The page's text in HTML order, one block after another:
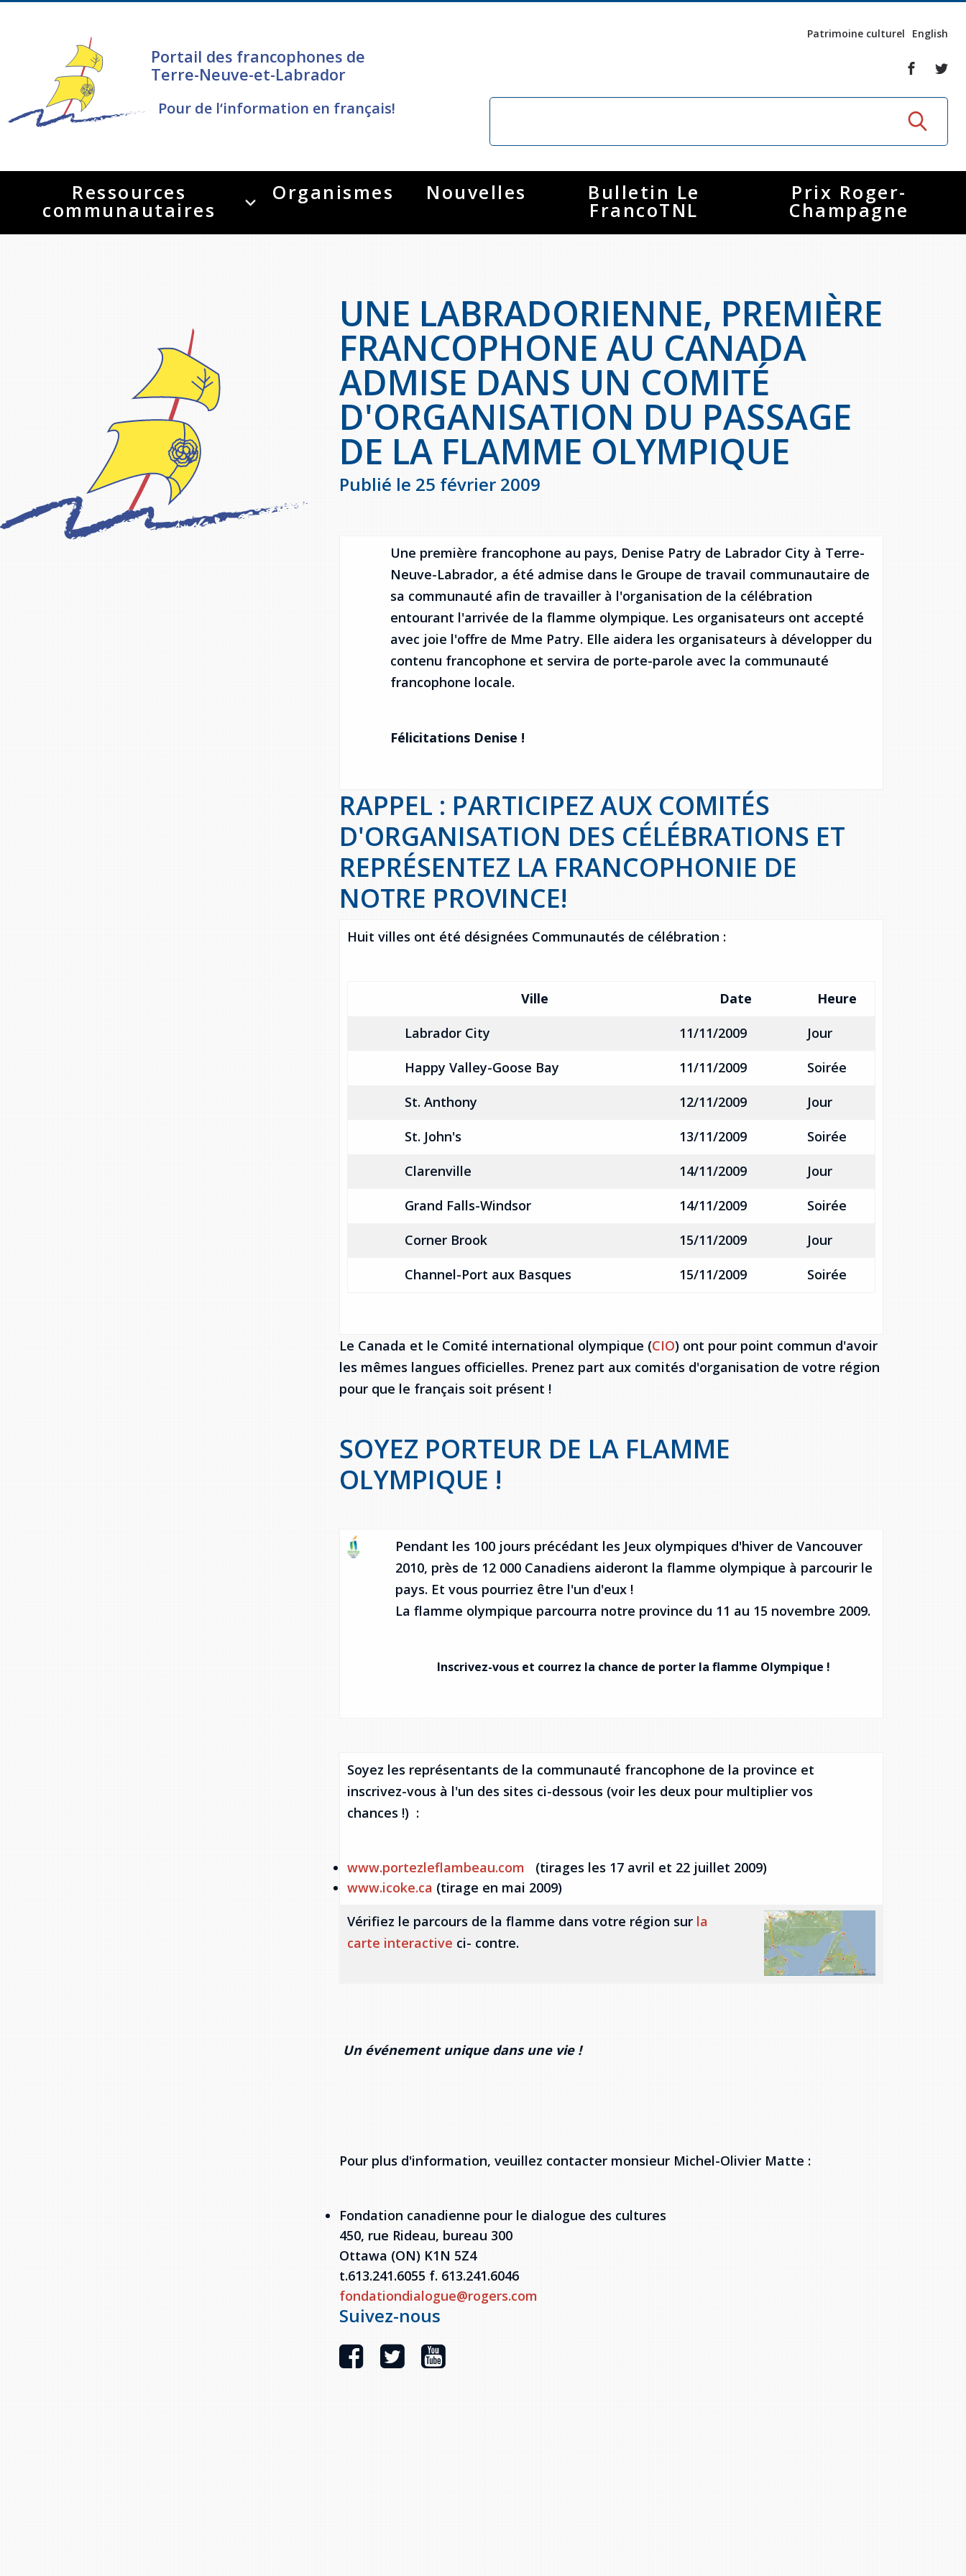
Portail des francophones de
Terre-Neuve-et-Labrador
Pour de l‘information en français!
Patrimoine culturel English
Ressources
communautaires
Organismes Nouvelles Bulletin Le
FrancoTNL
Prix Roger-
Champagne
UNE LABRADORIENNE, PREMIÈRE
FRANCOPHONE AU CANADA
ADMISE DANS UN COMITÉ
D'ORGANISATION DU PASSAGE
DE LA FLAMME OLYMPIQUE
Publié le 25 février 2009
Une première francophone au pays, Denise Patry de Labrador City à Terre-
Neuve-Labrador, a été admise dans le Groupe de travail communautaire de
sa communauté afin de travailler à l'organisation de la célébration
entourant l'arrivée de la flamme olympique. Les organisateurs ont accepté
avec joie l'offre de Mme Patry. Elle aidera les organisateurs à développer du
contenu francophone et servira de porte-parole avec la communauté
francophone locale.
Félicitations Denise !
RAPPEL : PARTICIPEZ AUX COMITÉS
D'ORGANISATION DES CÉLÉBRATIONS ET
REPRÉSENTEZ LA FRANCOPHONIE DE
NOTRE PROVINCE!
Huit villes ont été désignées Communautés de célébration :
Ville Date
Heure
Labrador City
11/11/2009
Jour
Happy Valley-Goose Bay
11/11/2009
Soirée
St. Anthony
12/11/2009
Jour
St. John's
13/11/2009
Soirée
Clarenville
14/11/2009
Jour
Grand Falls-Windsor
14/11/2009
Soirée
Corner Brook
15/11/2009
Jour
Channel-Port aux Basques
15/11/2009 Soirée
Le Canada et le Comité international olympique (CIO) ont pour point commun d'avoir
les mêmes langues officielles. Prenez part aux comités d'organisation de votre région
pour que le français soit présent !
SOYEZ PORTEUR DE LA FLAMME
OLYMPIQUE !
Pendant les 100 jours précédant les Jeux olympiques d'hiver de Vancouver
2010, près de 12 000 Canadiens aideront la flamme olympique à parcourir le
pays. Et vous pourriez être l'un d'eux !
La flamme olympique parcourra notre province du 11 au 15 novembre 2009.
Inscrivez-vous et courrez la chance de porter la flamme Olympique !
Soyez les représentants de la communauté francophone de la province et
inscrivez-vous à l'un des sites ci-dessous (voir les deux pour multiplier vos
chances !) :
www.portezleflambeau.com (tirages les 17 avril et 22 juillet 2009)
www.icoke.ca (tirage en mai 2009)
Vérifiez le parcours de la flamme dans votre région sur la
carte interactive ci- contre.
Un événement unique dans une vie !
Pour plus d'information, veuillez contacter monsieur Michel-Olivier Matte :
Fondation canadienne pour le dialogue des cultures
450, rue Rideau, bureau 300
Ottawa (ON) K1N 5Z4
t.613.241.6055 f. 613.241.6046
fondationdialogue@rogers.com
Suivez-nous